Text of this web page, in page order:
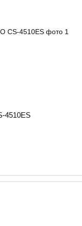
запропонував
віку в ряди
4510ES